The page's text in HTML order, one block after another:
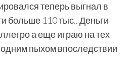
теперь выгнал в
больше 110 тыс.. Деньги
а еще играю на тех
одним пыхом впоследствии